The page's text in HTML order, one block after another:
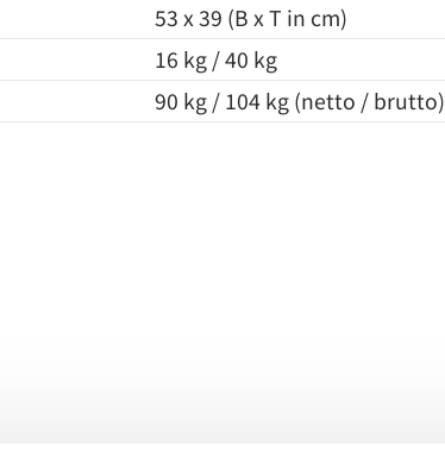
53 x 39 (B x T in cm)
16 kg / 40 kg
90 kg / 104 kg (netto / brutto)